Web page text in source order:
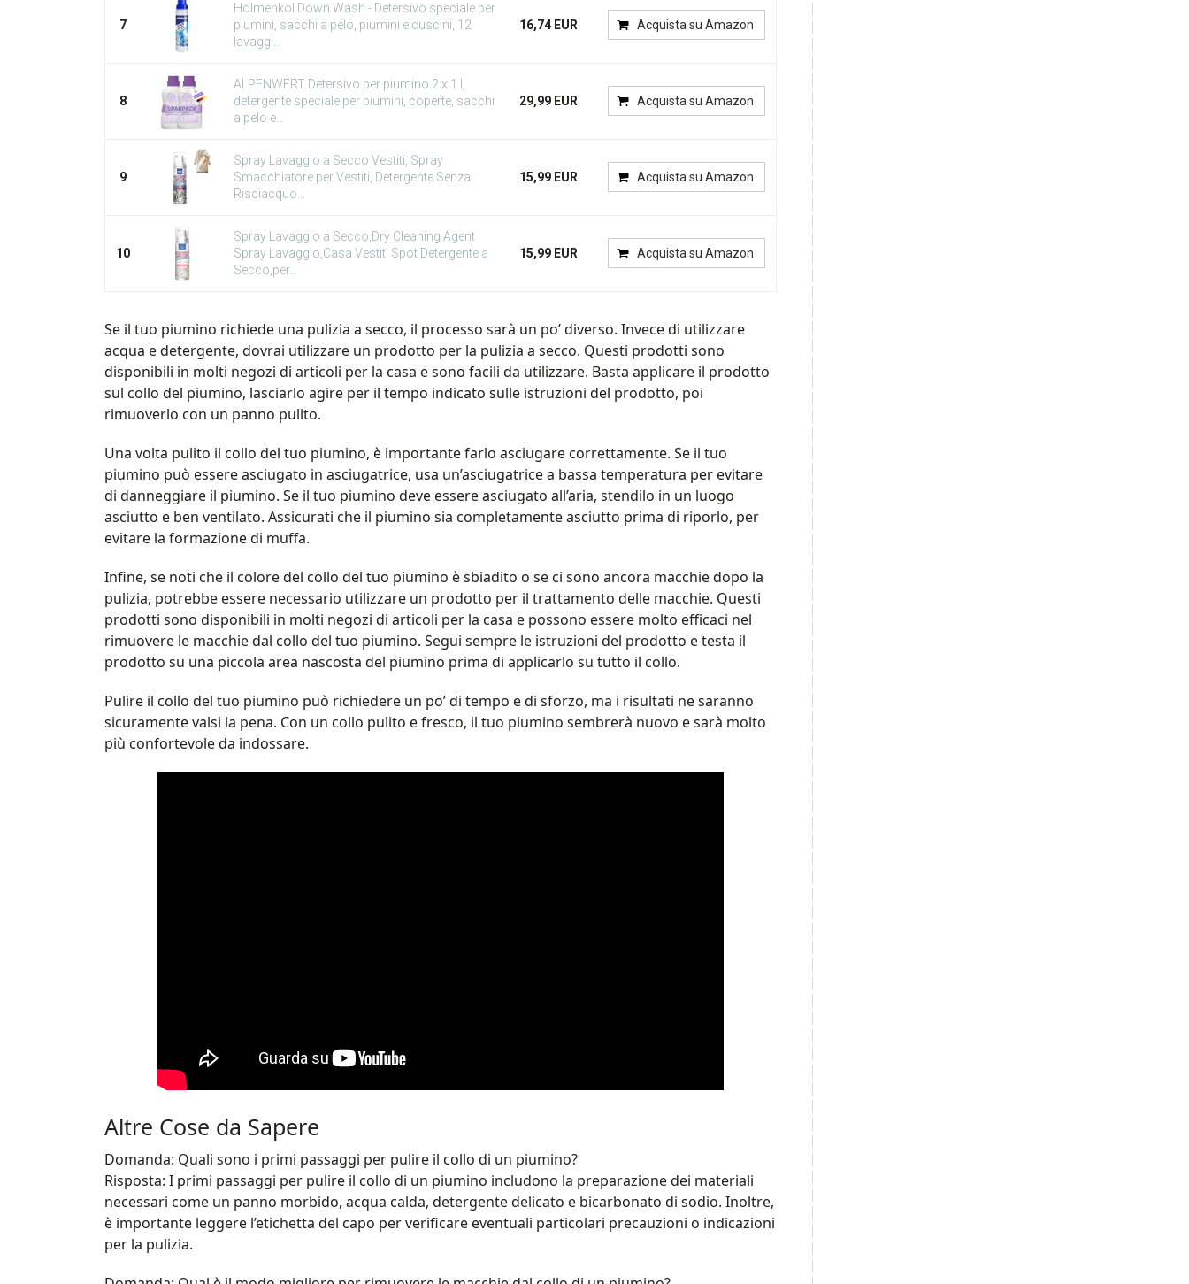
7
Holmenkol Down Wash - Detersivo speciale per
piumini, sacchi a pelo, piumini e cuscini, 12
lavaggi...
16,74 EUR Acquista su Amazon
8
ALPENWERT Detersivo per piumino 2 x 1 l,
detergente speciale per piumini, coperte, sacchi
a pelo e...
29,99 EUR Acquista su Amazon
9
Spray Lavaggio a Secco Vestiti, Spray
Smacchiatore per Vestiti, Detergente Senza
Risciacquo...
15,99 EUR Acquista su Amazon
10
Spray Lavaggio a Secco,Dry Cleaning Agent
Spray Lavaggio,Casa Vestiti Spot Detergente a
Secco,per...
15,99 EUR Acquista su Amazon
Se il tuo piumino richiede una pulizia a secco, il processo sarà un po’ diverso. Invece di utilizzare
acqua e detergente, dovrai utilizzare un prodotto per la pulizia a secco. Questi prodotti sono
disponibili in molti negozi di articoli per la casa e sono facili da utilizzare. Basta applicare il prodotto
sul collo del piumino, lasciarlo agire per il tempo indicato sulle istruzioni del prodotto, poi
rimuoverlo con un panno pulito.
Una volta pulito il collo del tuo piumino, è importante farlo asciugare correttamente. Se il tuo
piumino può essere asciugato in asciugatrice, usa un’asciugatrice a bassa temperatura per evitare
di danneggiare il piumino. Se il tuo piumino deve essere asciugato all’aria, stendilo in un luogo
asciutto e ben ventilato. Assicurati che il piumino sia completamente asciutto prima di riporlo, per
evitare la formazione di muffa.
Infine, se noti che il colore del collo del tuo piumino è sbiadito o se ci sono ancora macchie dopo la
pulizia, potrebbe essere necessario utilizzare un prodotto per il trattamento delle macchie. Questi
prodotti sono disponibili in molti negozi di articoli per la casa e possono essere molto efficaci nel
rimuovere le macchie dal collo del tuo piumino. Segui sempre le istruzioni del prodotto e testa il
prodotto su una piccola area nascosta del piumino prima di applicarlo su tutto il collo.
Pulire il collo del tuo piumino può richiedere un po’ di tempo e di sforzo, ma i risultati ne saranno
sicuramente valsi la pena. Con un collo pulito e fresco, il tuo piumino sembrerà nuovo e sarà molto
più confortevole da indossare.
Altre Cose da Sapere
Domanda: Quali sono i primi passaggi per pulire il collo di un piumino?
Risposta: I primi passaggi per pulire il collo di un piumino includono la preparazione dei materiali
necessari come un panno morbido, acqua calda, detergente delicato e bicarbonato di sodio. Inoltre,
è importante leggere l’etichetta del capo per verificare eventuali particolari precauzioni o indicazioni
per la pulizia.